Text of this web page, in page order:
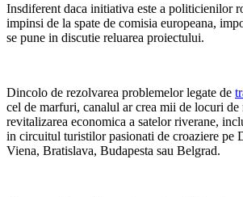
Insdiferent daca initiativa este a politicienilor
impinsi de la spate de comisia europeana,
se pune in discutie reluarea proiectului.
Dincolo de rezolvarea problemelor legate de
cel de marfuri, canalul ar crea mii de locuri de
revitalizarea economica a satelor riverane,
in circuitul turistilor pasionati de croaziere pe
Viena, Bratislava, Budapesta sau Belgrad.